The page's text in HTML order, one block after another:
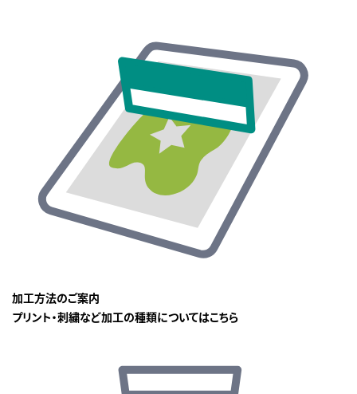
加工方法のご案内
プリント・刺繍など加工の種類についてはこちら